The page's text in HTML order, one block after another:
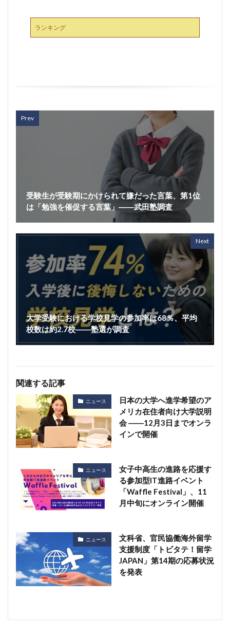
ランキング
Prev
受験生が受験期にかけられて嫌だった言葉、第1位
は「勉強を催促する言葉」――武田塾調査
Next
大学受験における学校見学の参加率は68％、平均
校数は約2.7校――塾選が調査
関連する記事
ニュース
日本の大学へ進学希望のア
メリカ在住者向け大学説明
会 ――12月3日までオンラ
インで開催
ニュース
女子中高生の進路を応援す
る参加型IT進路イベント
「Waffle Festival」、11
月中旬にオンライン開催
ニュース
文科省、官民協働海外留学
支援制度「トビタテ！留学
JAPAN」第14期の応募状況
を発表